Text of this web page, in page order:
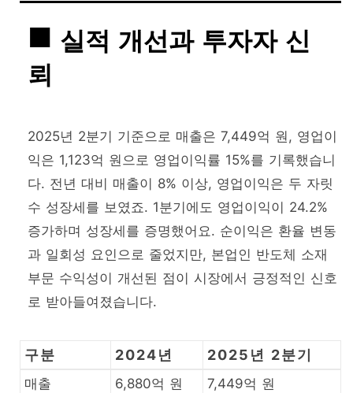
실적 개선과 투자자 신
뢰
2025년 2분기 기준으로 매출은 7,449억 원, 영업이
익은 1,123억 원으로 영업이익률 15%를 기록했습니
다. 전년 대비 매출이 8% 이상, 영업이익은 두 자릿
수 성장세를 보였죠. 1분기에도 영업이익이 24.2%
증가하며 성장세를 증명했어요. 순이익은 환율 변동
과 일회성 요인으로 줄었지만, 본업인 반도체 소재
부문 수익성이 개선된 점이 시장에서 긍정적인 신호
로 받아들여졌습니다.
구분 2024년 2025년 2분기
매출 6,880억 원
7,449억 원